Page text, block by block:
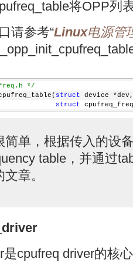
将OPP列
请参考“Linux电源管
*/
struct device *dev,
struct
简单，根据传入的设
table，并通过
章。
cpufreq driver的核